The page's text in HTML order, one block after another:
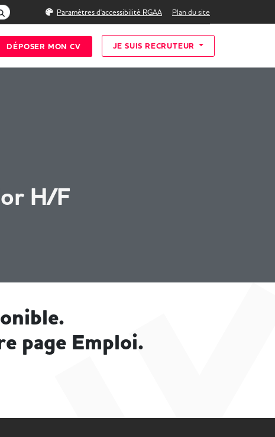
Rechercher Paramètres d'accessibilité RGAA Plan du site
DÉPOSER MON CV JE SUIS RECRUTEUR
H/F
page Emploi.